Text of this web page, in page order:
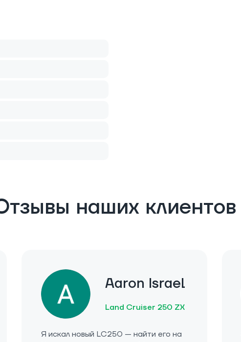
наших клиентов
Aaron Israel
Land Cruiser 250 ZX
Я искал новый LC250 — найти его на